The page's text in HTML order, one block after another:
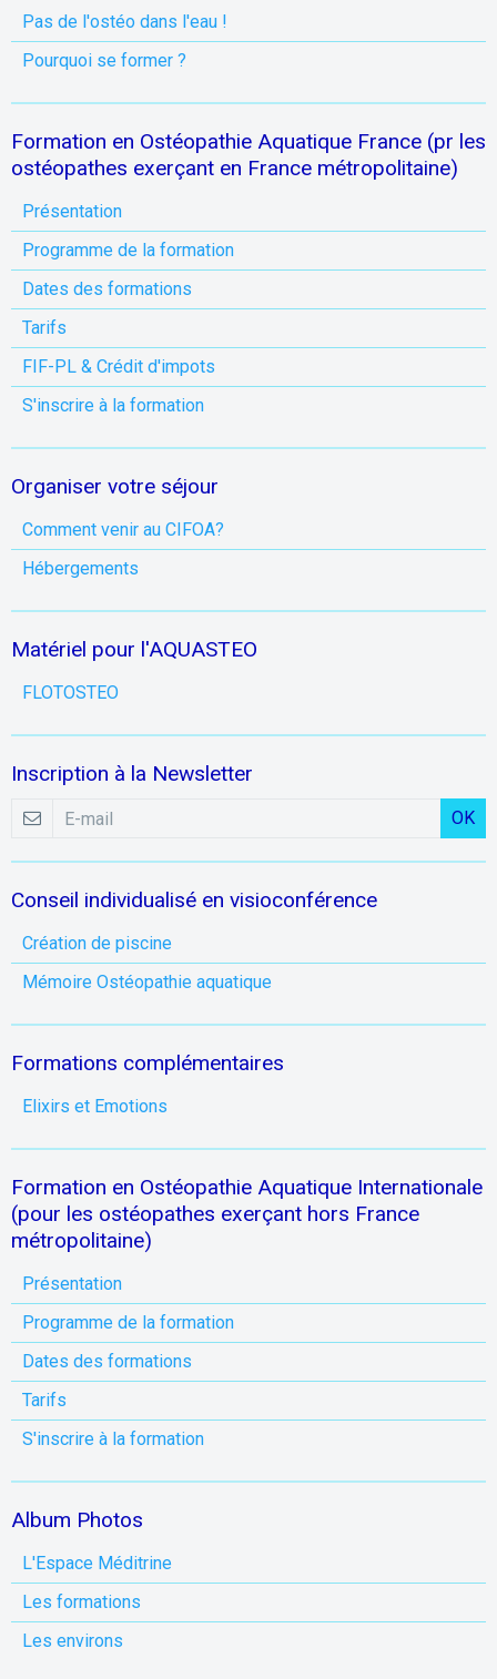
Pas de l'ostéo dans l'eau !
Pourquoi se former ?
Formation en Ostéopathie Aquatique France (pr les
ostéopathes exerçant en France métropolitaine)
Présentation
Programme de la formation
Dates des formations
Tarifs
FIF-PL & Crédit d'impots
S'inscrire à la formation
Organiser votre séjour
Comment venir au CIFOA?
Hébergements
Matériel pour l'AQUASTEO
FLOTOSTEO
Inscription à la Newsletter
OK
Conseil individualisé en visioconférence
Création de piscine
Mémoire Ostéopathie aquatique
Formations complémentaires
Elixirs et Emotions
Formation en Ostéopathie Aquatique Internationale
(pour les ostéopathes exerçant hors France
métropolitaine)
Présentation
Programme de la formation
Dates des formations
Tarifs
S'inscrire à la formation
Album Photos
L'Espace Méditrine
Les formations
Les environs